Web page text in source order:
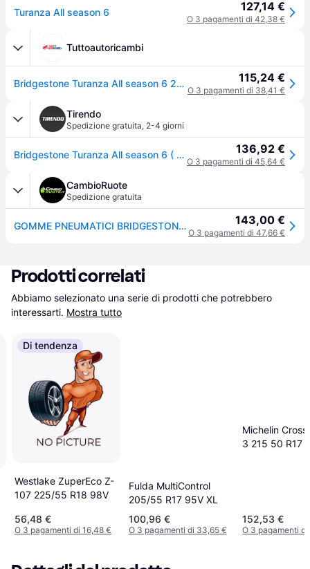
Turanza All season 6 127,14 €
O 3 pagamenti di 42,38 €
Tuttoautoricambi
Bridgestone Turanza All season 6 205/50 R17 93V auto Pneumatici quattro stagioni Pneumatici 23914 115,24 €
O 3 pagamenti di 38,41 €
Tirendo
Spedizione gratuita, 2-4 giorni
Bridgestone Turanza All season 6 ( 205/50 R17 93V XL Enliten / EV, con protezione del cerchio (MFS) ) 136,92 €
O 3 pagamenti di 45,64 €
CambioRuote
Spedizione gratuita
GOMME PNEUMATICI BRIDGESTONE 205/50 R17 93V TURANZA ALL SEASON 6 XL 143,00 €
O 3 pagamenti di 47,66 €
Prodotti correlati
Abbiamo selezionato una serie di prodotti che potrebbero
interessarti. Mostra tutto
Di tendenza
Westlake ZuperEco Z-
107 225/55 R18 98V
56,48 €
O 3 pagamenti di 16,48 €
Fulda MultiControl
205/55 R17 95V XL
100,96 €
O 3 pagamenti di 33,65 €
Michelin
3 215 50 R17
152,53 €
O 3 pagamenti